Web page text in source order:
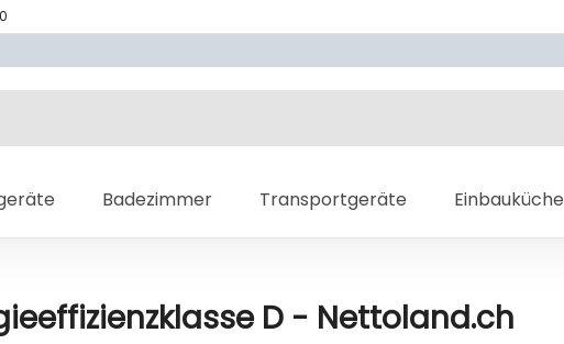
Badezimmer Transportgeräte Einbauküche
D - Nettoland.ch